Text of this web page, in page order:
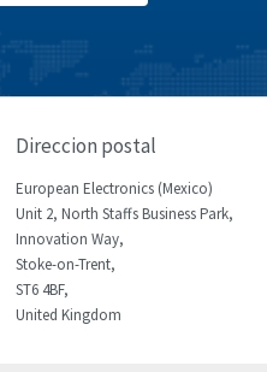
Direccion postal
European Electronics (Mexico)
Unit 2, North Staffs Business Park,
Innovation Way,
Stoke-on-Trent,
ST6 4BF,
United Kingdom